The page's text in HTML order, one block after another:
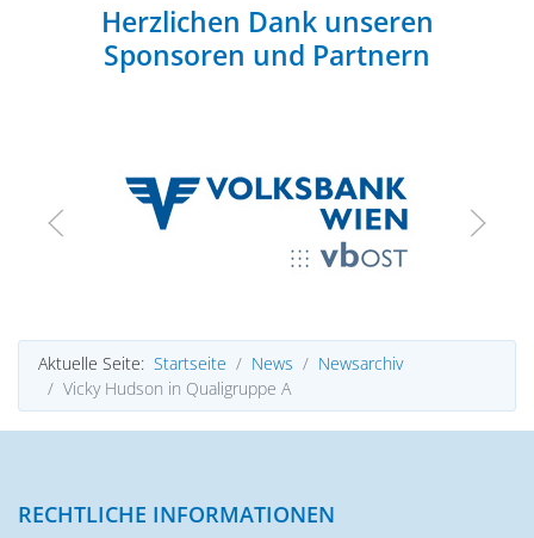
Herzlichen Dank unseren
Sponsoren und Partnern
Aktuelle Seite: Startseite News
Newsarchiv
Vicky Hudson in Qualigruppe A
RECHTLICHE INFORMATIONEN